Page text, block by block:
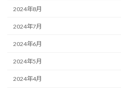
2024年8月
2024年7月
2024年6月
2024年5月
2024年4月